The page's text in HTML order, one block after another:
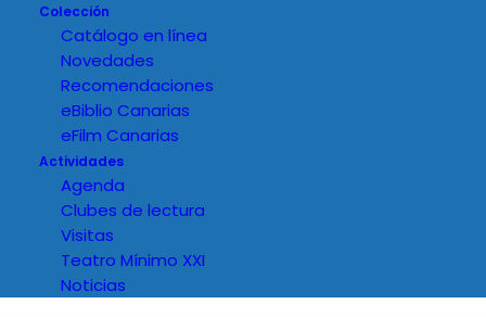
Colección
Catálogo en línea
Novedades
Recomendaciones
eBiblio Canarias
eFilm Canarias
Actividades
Agenda
Clubes de lectura
Visitas
Teatro Mínimo XXI
Noticias
Detalles del evento